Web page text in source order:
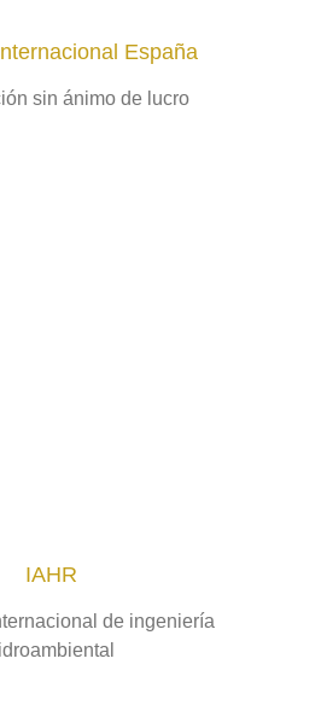
España
sin ánimo de lucro
IAHR
de ingeniería